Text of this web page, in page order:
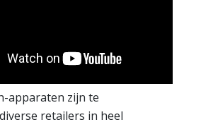
apparaten zijn te
retailers in heel